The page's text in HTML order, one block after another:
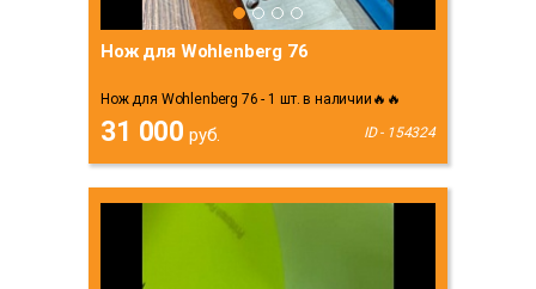
Нож для Wohlenberg 76
Нож для Wohlenberg 76 - 1 шт. в наличии🔥🔥
31 000 руб. ID - 154324